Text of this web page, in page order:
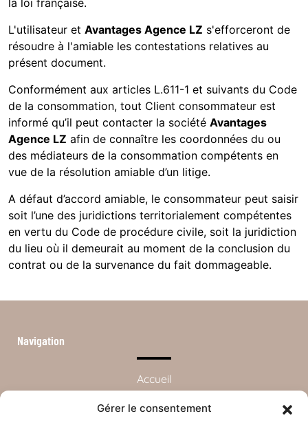
Gérer le consentement
la loi française.
L'utilisateur et Avantages Agence LZ s'efforceront de
résoudre à l'amiable les contestations relatives au
présent document.
Conformément aux articles L.611-1 et suivants du Code
de la consommation, tout Client consommateur est
informé qu’il peut contacter la société Avantages
Agence LZ afin de connaître les coordonnées du ou
des médiateurs de la consommation compétents en
vue de la résolution amiable d’un litige.
A défaut d’accord amiable, le consommateur peut saisir
soit l’une des juridictions territorialement compétentes
en vertu du Code de procédure civile, soit la juridiction
du lieu où il demeurait au moment de la conclusion du
contrat ou de la survenance du fait dommageable.
Navigation
Accueil
Devenir partenaires